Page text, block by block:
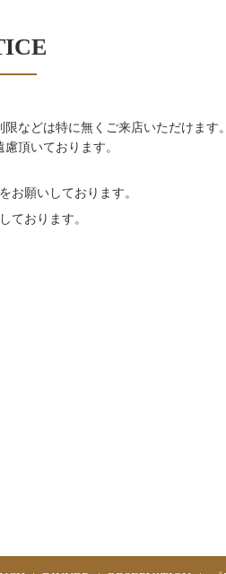
などは特に無くご来店いただけます。
頂いております。
お願いしております。
ております。